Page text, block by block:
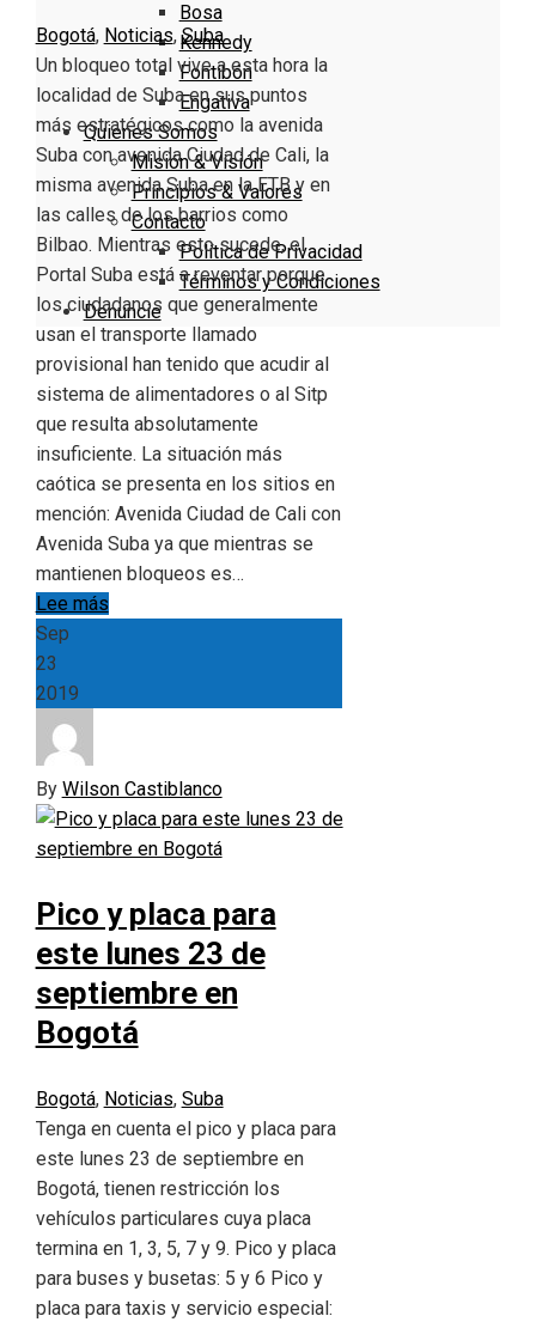
Bosa
Kennedy
Fontibón
Engativa
Quienes Somos
Misión & Visión
Principios & Valores
Contacto
Política de Privacidad
Términos y Condiciones
Denuncie
Bogotá, Noticias,Suba
Un bloqueo total vive a esta hora la
localidad de Suba en sus puntos
más estratégicos como la avenida
Suba con avenida Ciudad de Cali, la
misma avenida Suba en la ETB y en
las calles de los barrios como
Bilbao. Mientras esto sucede, el
Portal Suba está a reventar porque
los ciudadanos que generalmente
usan el transporte llamado
provisional han tenido que acudir al
sistema de alimentadores o al Sitp
que resulta absolutamente
insuficiente. La situación más
caótica se presenta en los sitios en
mención: Avenida Ciudad de Cali con
Avenida Suba ya que mientras se
mantienen bloqueos es…
Lee más
Sep
23
2019
By Wilson Castiblanco
Pico y placa para
este lunes 23 de
septiembre en
Bogotá
Bogotá, Noticias, Suba
Tenga en cuenta el pico y placa para
este lunes 23 de septiembre en
Bogotá, tienen restricción los
vehículos particulares cuya placa
termina en 1, 3, 5, 7 y 9. Pico y placa
para buses y busetas: 5 y 6 Pico y
placa para taxis y servicio especial: